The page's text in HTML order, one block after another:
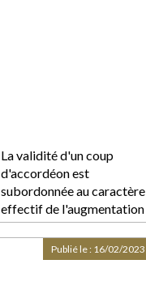
La validité d'un coup
d'accordéon est
subordonnée au caractère
effectif de l'augmentation
de capital
Publié le : 16/02/2023